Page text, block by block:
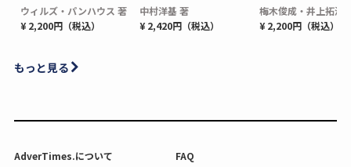
ウィルズ・パンハウス 著
¥ 2,200円（税込）
中村洋基 著
¥ 2,420円（税込）
梅木俊成・井上拓海
¥ 2,200円（税込）
もっと見る
AdverTimes.について
FAQ